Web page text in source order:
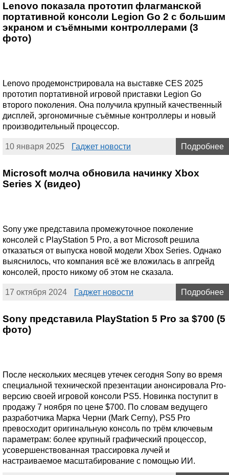
Lenovo показала прототип флагманской
портативной консоли Legion Go 2 с большим
экраном и съёмными контроллерами (3
фото)
Lenovo продемонстрировала на выставке CES 2025
прототип портативной игровой приставки Legion Go
второго поколения. Она получила крупный качественный
дисплей, эргономичные съёмные контроллеры и новый
производительный процессор.
10 января 2025 Гаджет новости Подробнее
Microsoft молча обновила начинку Xbox
Series X (видео)
Sony уже представила промежуточное поколение
консолей с PlayStation 5 Pro, а вот Microsoft решила
отказаться от выпуска новой модели Xbox Series. Однако
выяснилось, что компания всё же вложилась в апгрейд
консолей, просто никому об этом не сказала.
17 октября 2024 Гаджет новости Подробнее
Sony представила PlayStation 5 Pro за $700 (5
фото)
После нескольких месяцев утечек сегодня Sony во время
специальной технической презентации анонсировала Pro-
версию своей игровой консоли PS5. Новинка поступит в
продажу 7 ноября по цене $700. По словам ведущего
разработчика Марка Черни (Mark Cerny), PS5 Pro
превосходит оригинальную консоль по трём ключевым
параметрам: более крупный графический процессор,
усовершенствованная трассировка лучей и
настраиваемое масштабирование с помощью ИИ.